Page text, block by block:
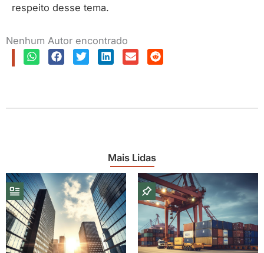
respeito desse tema.
Nenhum Autor encontrado
Mais Lidas